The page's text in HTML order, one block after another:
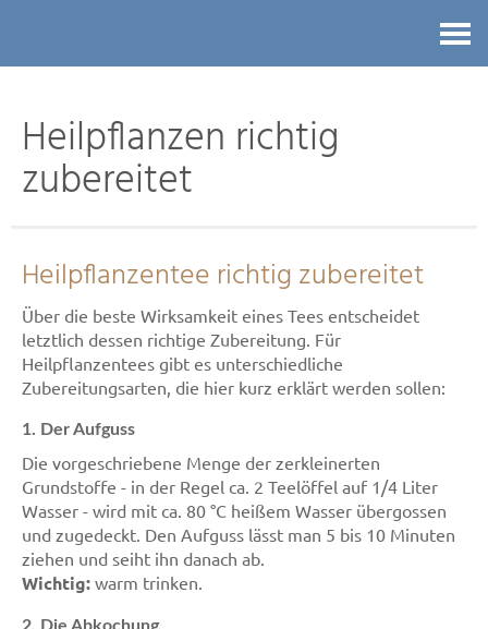
Heilpflanzen richtig
zubereitet
Heilpflanzentee richtig zubereitet
Über die beste Wirksamkeit eines Tees entscheidet
letztlich dessen richtige Zubereitung. Für
Heilpflanzentees gibt es unterschiedliche
Zubereitungsarten, die hier kurz erklärt werden sollen:
1. Der Aufguss
Die vorgeschriebene Menge der zerkleinerten
Grundstoffe - in der Regel ca. 2 Teelöffel auf 1/4 Liter
Wasser - wird mit ca. 80 °C heißem Wasser übergossen
und zugedeckt. Den Aufguss lässt man 5 bis 10 Minuten
ziehen und seiht ihn danach ab.
Wichtig: warm trinken.